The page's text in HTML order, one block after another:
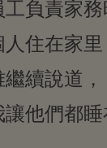
負責家
住在家
續說道
他們都睡